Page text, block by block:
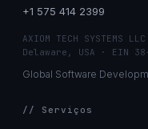
+1 575 414 2399
AXIOM TECH SYSTEMS LLC
Delaware, USA · EIN
Global Software
// Serviços